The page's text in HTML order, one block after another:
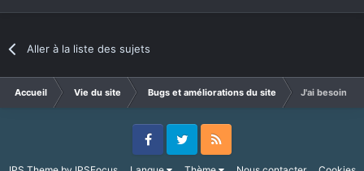
Aller à la liste des sujets
Accueil Vie du site Bugs et améliorations du site J'ai besoin
FacebookTwitter RSS